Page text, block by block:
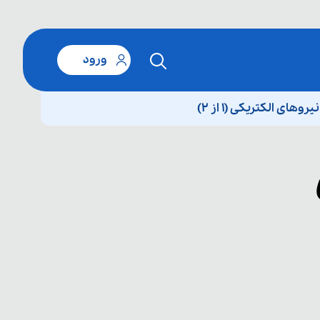
ورود
الکتریکی (۱ از ۲)